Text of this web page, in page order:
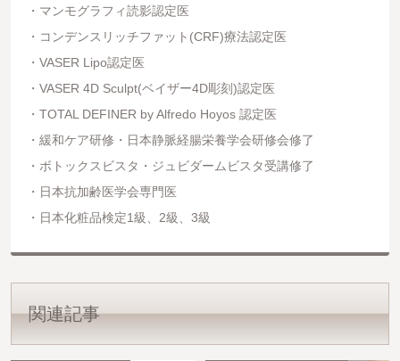
マンモグラフィ読影認定医
コンデンスリッチファット(CRF)療法認定医
VASER Lipo認定医
VASER 4D Sculpt(ベイザー4D彫刻)認定医
TOTAL DEFINER by Alfredo Hoyos 認定医
緩和ケア研修・日本静脈経腸栄養学会研修会修了
ボトックスビスタ・ジュビダームビスタ受講修了
日本抗加齢医学会専門医
日本化粧品検定1級、2級、3級
関連記事